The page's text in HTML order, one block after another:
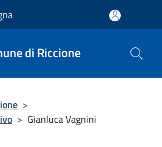
di Riccione
>
> Gianluca Vagnini